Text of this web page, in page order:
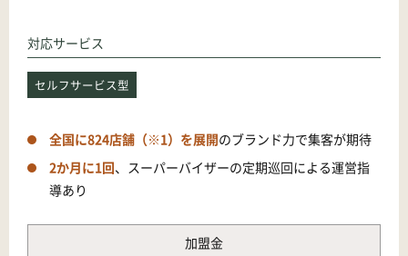
対応サービス
セルフサービス型
全国に824店舗（※1）を展開のブランド力で集客が期待
2か月に1回、スーパーバイザーの定期巡回による運営指
導あり
加盟金